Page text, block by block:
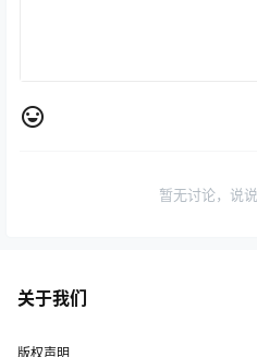
暂无讨论，说
关于我们
版权声明